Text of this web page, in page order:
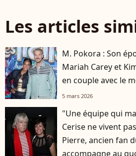
Les articles
M. Pokora : Son
Mariah Carey et
en couple avec le
5 mars 2026
"Une équipe qui
Cerise ne vivent
Pierre, ancien fan
accompagne au